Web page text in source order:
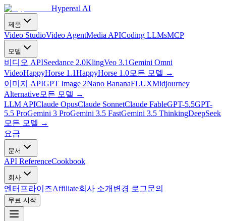
Hypereal AI
제품
Video StudioVideo AgentMedia APICoding LLMsMCP
모델
비디오 APISeedance 2.0KlingVeo 3.1Gemini Omni
VideoHappyHorse 1.1HappyHorse 1.0모든 모델 →
이미지 APIGPT Image 2Nano BananaFLUXMidjourney
Alternative모든 모델 →
LLM APIClaude OpusClaude SonnetClaude FableGPT-5.5GPT-
5.5 ProGemini 3 ProGemini 3.5 FastGemini 3.5 ThinkingDeepSeek
모든 모델 →
요금
문서
API ReferenceCookbook
회사
엔터프라이즈Affiliate회사 소개 변경 로그문의
무료 시작